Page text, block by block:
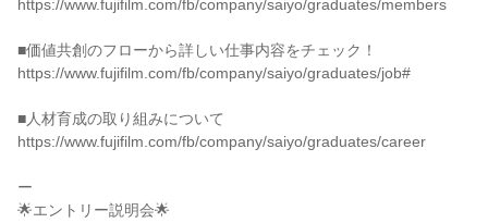
https://www.fujifilm.com/fb/company/saiyo/graduates/members
■価値共創のフローから詳しい仕事内容をチェック！
https://www.fujifilm.com/fb/company/saiyo/graduates/job#
■人材育成の取り組みについて
https://www.fujifilm.com/fb/company/saiyo/graduates/career
ー
🌟エントリー説明会🌟